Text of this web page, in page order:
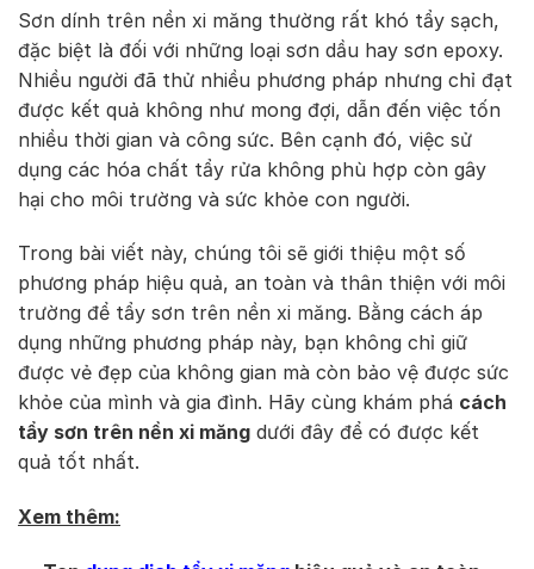
Sơn dính trên nền xi măng thường rất khó tẩy sạch,
đặc biệt là đối với những loại sơn dầu hay sơn epoxy.
Nhiều người đã thử nhiều phương pháp nhưng chỉ đạt
được kết quả không như mong đợi, dẫn đến việc tốn
nhiều thời gian và công sức. Bên cạnh đó, việc sử
dụng các hóa chất tẩy rửa không phù hợp còn gây
hại cho môi trường và sức khỏe con người.
Trong bài viết này, chúng tôi sẽ giới thiệu một số
phương pháp hiệu quả, an toàn và thân thiện với môi
trường để tẩy sơn trên nền xi măng. Bằng cách áp
dụng những phương pháp này, bạn không chỉ giữ
được vẻ đẹp của không gian mà còn bảo vệ được sức
khỏe của mình và gia đình. Hãy cùng khám phá cách
tẩy sơn trên nền xi măng dưới đây để có được kết
quả tốt nhất.
Xem thêm: